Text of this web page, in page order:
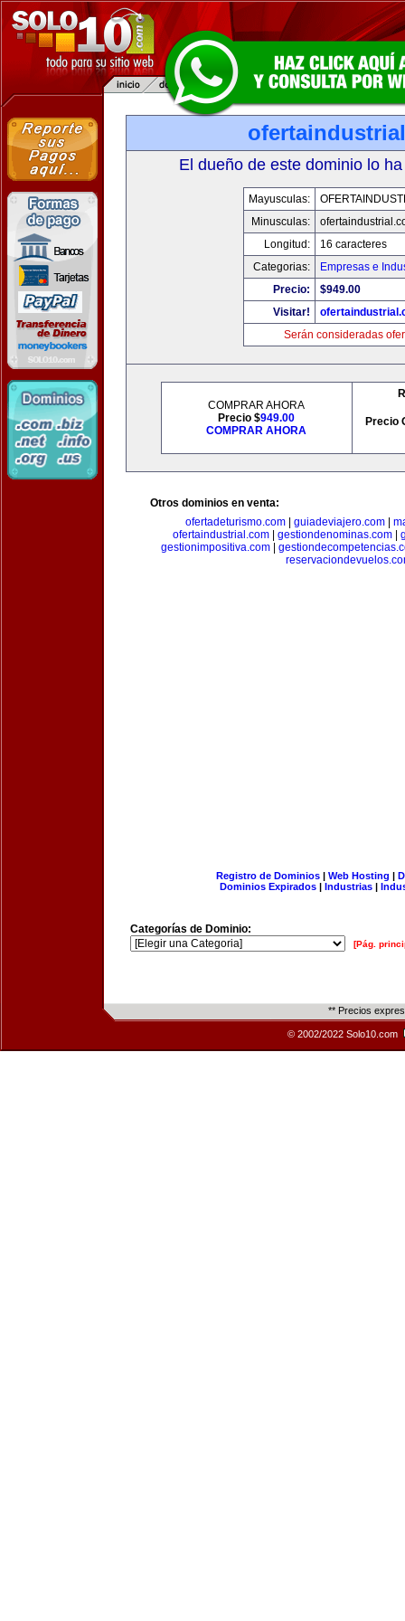
El dueño de este dominio lo
Mayusculas:
Minusculas:
Longitud:
16 caracteres
Categorias:
Empresas e
Precio:
$949.00
Visitar!
Serán consideradas
COMPRAR AHORA
Precio $949.00
COMPRAR AHORA
Precio
Otros dominios en venta:
ofertadeturismo.com| guiadeviajero.com|
ofertaindustrial.com| gestiondenominas.com|
gestionimpositiva.com
Registro de Dominios| Web Hosting |
Dominios Expirados | Industrias |
Categorías de Dominio:
[Pág.
** Precios
© 2002/2022 Solo10.com